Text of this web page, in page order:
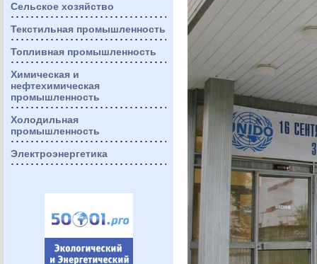
Сельское хозяйство
Текстильная промышленность
Топливная промышленность
Химическая и
нефтехимическая
промышленность
Холодильная
промышленность
Электроэнергетика